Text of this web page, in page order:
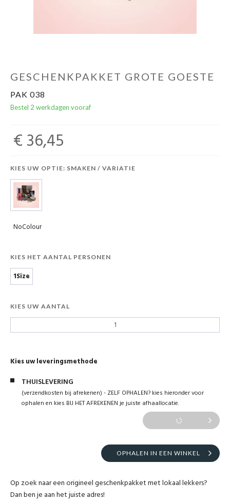
GESCHENKPAKKET GROTE GOESTE
PAK 038
Bestel 2 werkdagen vooraf
€ 36,45
KIES UW OPTIE: SMAKEN / VARIATIE
NoColour
KIES HET AANTAL PERSONEN
1Size
KIES UW AANTAL
Kies uw leveringsmethode
THUISLEVERING
(verzendkosten bij afrekenen) - ZELF OPHALEN? kies hieronder voor
ophalen en kies BIJ HET AFREKENEN je juiste afhaallocatie.
OPHALEN IN EEN WINKEL
Op zoek naar een origineel geschenkpakket met lokaal lekkers?
Dan ben je aan het juiste adres!